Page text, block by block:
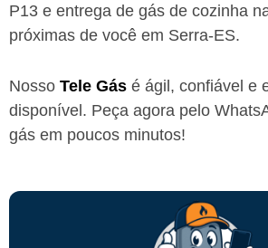
P13 e entrega de gás de cozinha
próximas de você em Serra-ES.
Nosso Tele Gás é ágil, confiável e
disponível. Peça agora pelo
gás em poucos minutos!